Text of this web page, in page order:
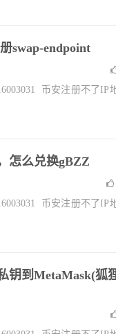
swap-endpoint
币安注册不了IP
怎么兑换gBZZ
币安注册不了IP
钥到MetaMask(狐